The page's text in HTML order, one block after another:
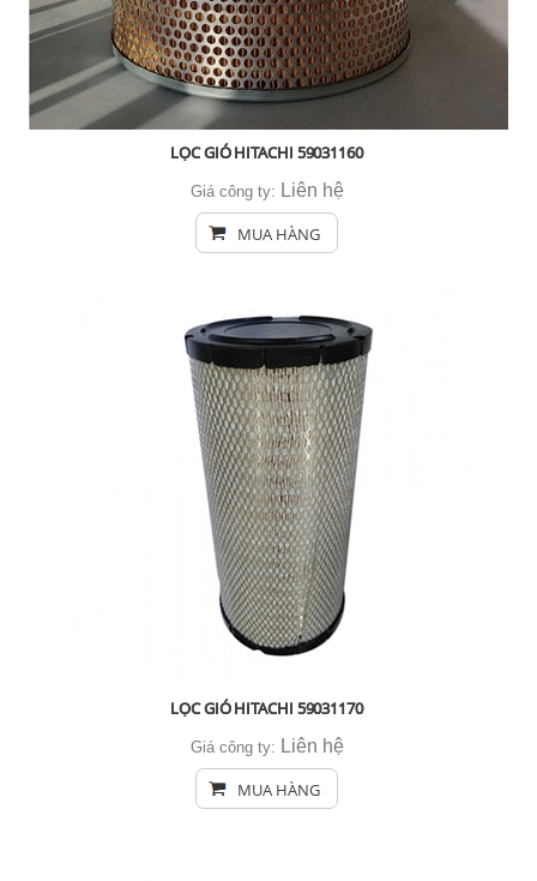
LỌC GIÓ HITACHI 59031160
Giá công ty: Liên hệ
MUA HÀNG
LỌC GIÓ HITACHI 59031170
Giá công ty: Liên hệ
MUA HÀNG